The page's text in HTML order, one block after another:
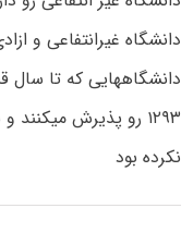
دانشگاه غیرانتفاعی و
۱۲۹۳ رو پذیرش
نکرده بود